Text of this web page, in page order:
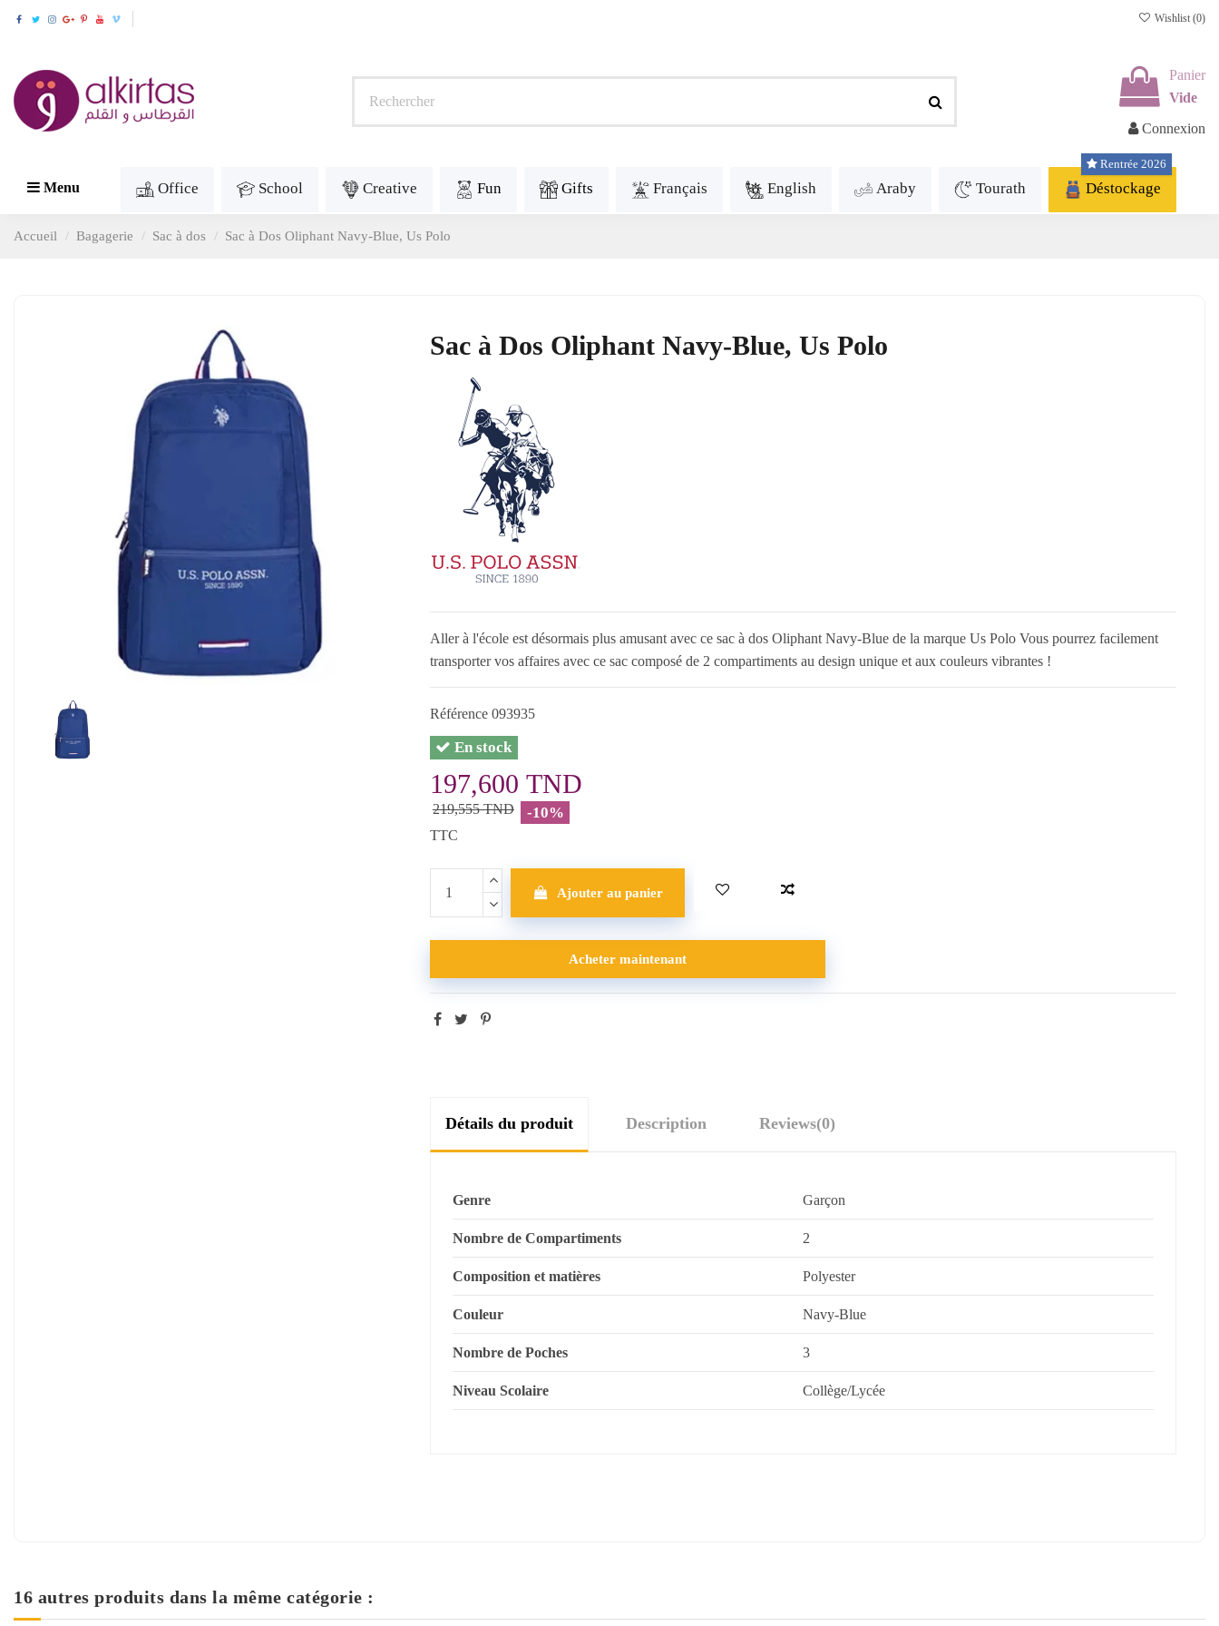
Wishlist (0)
Panier
Vide
Connexion
Menu Office School Creative Fun Gifts Français English Araby Tourath Déstockage
Rentrée 2026
Accueil Bagagerie Sac à dos Sac à Dos Oliphant Navy-Blue, Us Polo
Sac à Dos Oliphant Navy-Blue, Us Polo
Aller à l'école est désormais plus amusant avec ce sac à dos Oliphant Navy-Blue de la marque Us Polo Vous pourrez facilement
transporter vos affaires avec ce sac composé de 2 compartiments au design unique et aux couleurs vibrantes !
Référence 093935
En stock
197,600 TND
219,555 TND -10%
TTC
Ajouter au panier
Acheter maintenant
Détails du produit Description Reviews(0)
Genre Garçon
Nombre de Compartiments 2
Composition et matières Polyester
Couleur Navy-Blue
Nombre de Poches 3
Niveau Scolaire Collège/Lycée
16 autres produits dans la même catégorie :